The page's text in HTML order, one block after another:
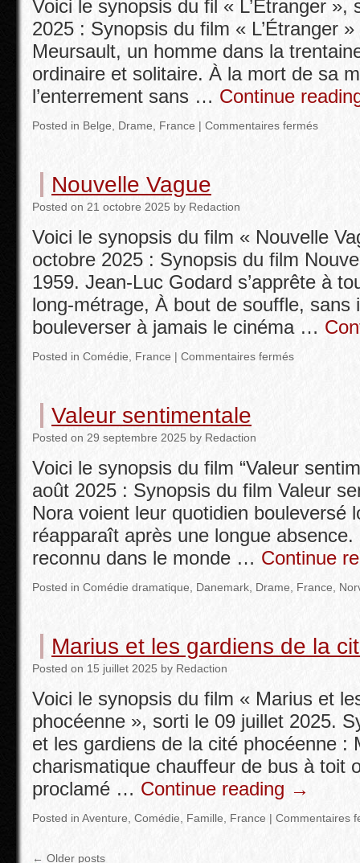
Voici le synopsis du fil « L’Étranger »,
2025 : Synopsis du film « L’Étranger
Meursault, un homme dans la
ordinaire et solitaire. À la mort de sa
l’enterrement sans … Continue
Posted in Belge Drame France | Commentaires fermés
Nouvelle Vague
Posted on 21 octobre 2025 by Redaction
Voici le synopsis du film « Nouvelle
octobre 2025 : Synopsis du film
1959. Jean-Luc Godard s’apprête à
long-métrage, À bout de souffle, sans
bouleverser à jamais le cinéma …
Posted in Comédie France | Commentaires fermés
Valeur sentimentale
Posted on 29 septembre 2025 by Redaction
Voici le synopsis du film “Valeur
août 2025 : Synopsis du film Valeur
Nora voient leur quotidien bouleversé
réapparaît après une longue
reconnu dans le monde … Continue
Posted in Comédie dramatique Danemark Drame France
Marius et les gardiens de la
Posted on 15 juillet 2025 by Redaction
Voici le synopsis du film « Marius et
phocéenne », sorti le 09 juillet 2025.
et les gardiens de la cité phocéenne :
charismatique chauffeur de bus à toit
proclamé … Continue reading →
Posted in Aventure Comédie Famille France | Commentaires
← Older posts